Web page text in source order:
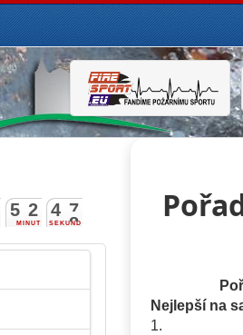
Nejlepší na
1.
MINUT
5 2
SEKUND
4 7
8